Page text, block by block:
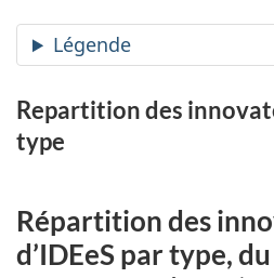
Légende
Repartition des
type
Répartition des
d’IDEeS par type,